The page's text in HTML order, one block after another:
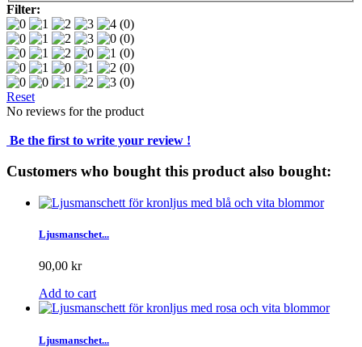
Filter:
(0)
(0)
(0)
(0)
(0)
Reset
No reviews for the product
Be the first to write your review !
Customers who bought this product also bought:
Ljusmanschet...
90,00 kr
Add to cart
Ljusmanschet...